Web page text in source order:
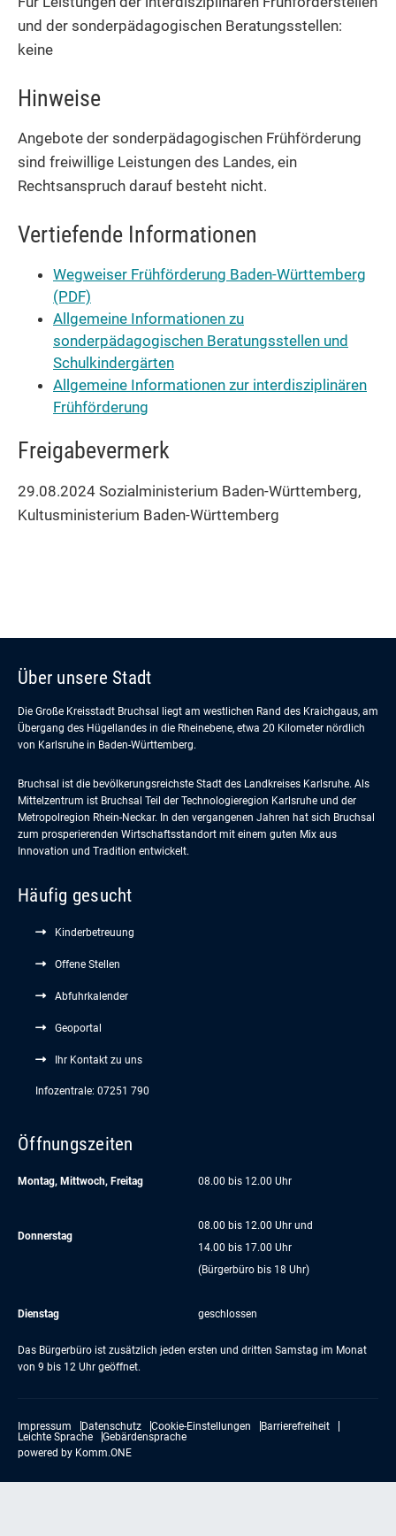
und der sonderpädagogischen Beratungsstellen:
keine
Hinweise
Angebote der sonderpädagogischen Frühförderung
sind freiwillige Leistungen des Landes, ein
Rechtsanspruch darauf besteht nicht.
Vertiefende Informationen
Wegweiser Frühförderung Baden-Württemberg
(PDF)
Allgemeine Informationen zu
sonderpädagogischen Beratungsstellen und
Schulkindergärten
Allgemeine Informationen zur interdisziplinären
Frühförderung
Freigabevermerk
29.08.2024 Sozialministerium Baden-Württemberg,
Kultusministerium Baden-Württemberg
Über unsere Stadt
Die Große Kreisstadt Bruchsal liegt am westlichen Rand des Kraichgaus, am
Übergang des Hügellandes in die Rheinebene, etwa 20 Kilometer nördlich
von Karlsruhe in Baden-Württemberg.
Bruchsal ist die bevölkerungsreichste Stadt des Landkreises Karlsruhe. Als
Mittelzentrum ist Bruchsal Teil der Technologieregion Karlsruhe und der
Metropolregion Rhein-Neckar. In den vergangenen Jahren hat sich Bruchsal
zum prosperierenden Wirtschaftsstandort mit einem guten Mix aus
Innovation und Tradition entwickelt.
Häufig gesucht
Kinderbetreuung
Offene Stellen
Abfuhrkalender
Geoportal
Ihr Kontakt zu uns
Infozentrale: 07251 790
Öffnungszeiten
Montag, Mittwoch, Freitag 08.00 bis 12.00 Uhr
Donnerstag
08.00 bis 12.00 Uhr und
14.00 bis 17.00 Uhr
(Bürgerbüro bis 18 Uhr)
Dienstag geschlossen
Das Bürgerbüro ist zusätzlich jeden ersten und dritten Samstag im Monat
von 9 bis 12 Uhr geöffnet.
Impressum Datenschutz Cookie-Einstellungen
Barrierefreiheit
Leichte Sprache
Gebärdensprache
powered by Komm.ONE